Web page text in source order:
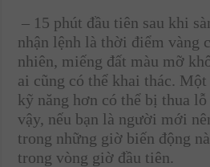
– 15 phút đầu tiên sau khi
nhận lệnh là thời điểm vàng
nhiên, miếng đất màu mỡ
ai cũng có thể khai thác.
kỹ năng hơn có thể bị thua
vậy, nếu bạn là người mới
trong những giờ biến động
trong vòng giờ đầu tiên.